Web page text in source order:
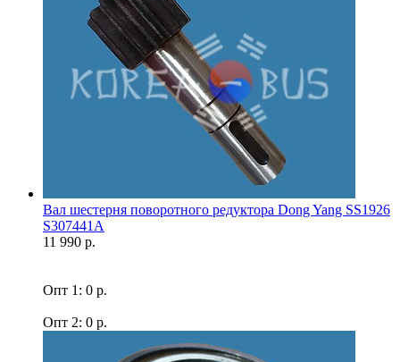
Вал шестерня поворотного редуктора Dong Yang SS1926
S307441A
11 990 р.
Опт 1: 0 р.
Опт 2: 0 р.